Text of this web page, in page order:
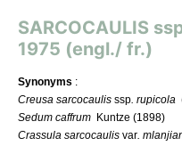
SARCOCAULIS
1975 (engl./ fr.)
Synonyms :
Creusa sarcocaulis ssp. rupicola
Sedum caffrum Kuntze (1898)
Crassula sarcocaulis var.